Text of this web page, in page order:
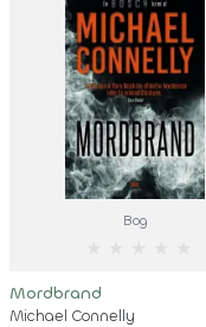
Bog
Mordbrand
Michael Connelly